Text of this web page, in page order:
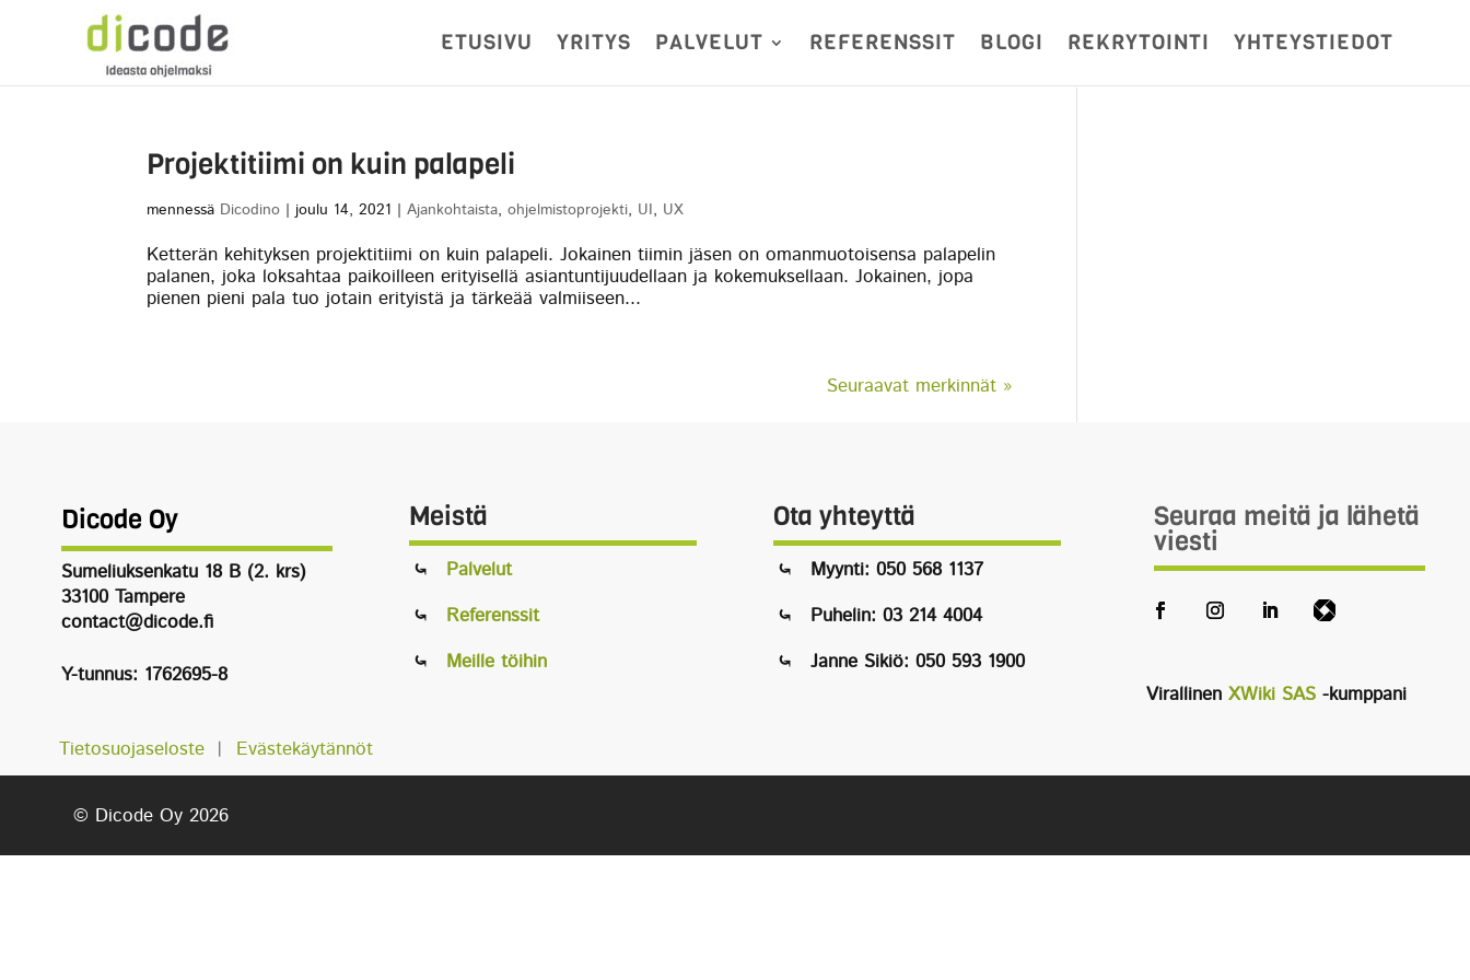
ETUSIVU YRITYS PALVELUT REFERENSSIT BLOGI REKRYTOINTI YHTEYSTIEDOT
Projektitiimi on kuin palapeli
mennessä Dicodino |joulu 14, 2021 |Ajankohtaista,ohjelmistoprojekti, UI, UX
Ketterän kehityksen projektitiimi on kuin palapeli. Jokainen tiimin jäsen on omanmuotoisensa palapelin
palanen, joka loksahtaa paikoilleen erityisellä asiantuntijuudellaan ja kokemuksellaan. Jokainen, jopa
pienen pieni pala tuo jotain erityistä ja tärkeää valmiiseen...
Seuraavat merkinnät »
Dicode Oy
Sumeliuksenkatu 18 B (2. krs)
33100 Tampere
contact@dicode.fi
Y-tunnus: 1762695-8
Meistä
Palvelut
Referenssit
Meille töihin
Ota yhteyttä
Myynti: 050 568 1137
Puhelin: 03 214 4004
Janne Sikiö: 050 593 1900
Seuraa meitä ja lähetä
viesti
Virallinen XWiki SAS-kumppani
Tietosuojaseloste ︱ Evästekäytännöt
© Dicode Oy 2026